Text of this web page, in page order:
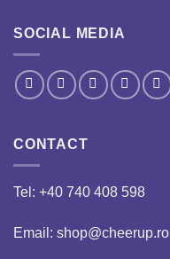
SOCIAL MEDIA
CONTACT
Tel: +40 740 408 598
Email: shop@cheerup.ro